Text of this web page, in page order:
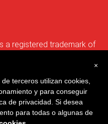
a registered trademark of
Luz 07-05, 30389 La
los derechos reservados
×
terceros utilizan cookies,
y para conseguir
de privacidad. Si desea
para todas o algunas de